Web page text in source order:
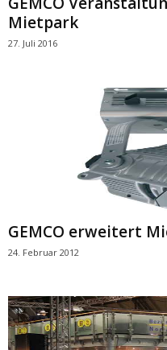
Mietpark
27. Juli 2016
GEMCO erweitert
24. Februar 2012